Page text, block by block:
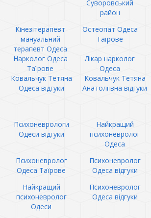
Суворовський
район
Кінезітерапевт
мануальний
терапевт Одеса
Остеопат Одеса
Таїрове
Нарколог Одеса
Таїрове
Лікар нарколог
Одеса
Ковальчук Тетяна
Одеса відгуки
Ковальчук Тетяна
Анатоліївна відгуки
Психоневрологи
Одеси відгуки
Найкращий
психоневролог
Одеса
Психоневролог
Одеса Таїрове
Психоневролог
Одеса відгуки
Найкращий
психоневролог
Одеси
Психоневролог
Одеса відгуки